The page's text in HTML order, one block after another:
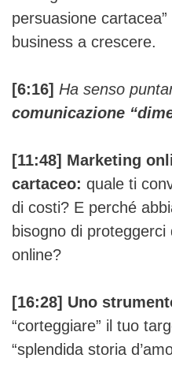
persuasione
business a crescere.
[6:16] Ha senso
comunicazione
[11:48] Marketing
cartaceo: quale ti
di costi? E perché
bisogno di proteggerci
online?
[16:28] Uno
“corteggiare” il tuo
“splendida storia